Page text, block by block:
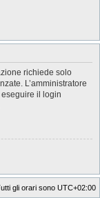
richiede solo
L’amministratore
il login
gli orari sono UTC+02:00